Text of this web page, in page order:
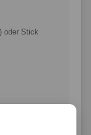
oder Stick
von